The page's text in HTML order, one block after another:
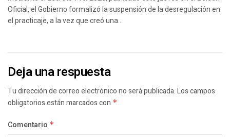
Oficial, el Gobierno formalizó la suspensión de la desregulación en
el practicaje, a la vez que creó una...
Deja una respuesta
Tu dirección de correo electrónico no será publicada.Los campos
obligatorios están marcados con *
Comentario *